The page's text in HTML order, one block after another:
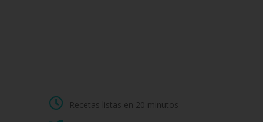
Recetas listas en 20 minutos